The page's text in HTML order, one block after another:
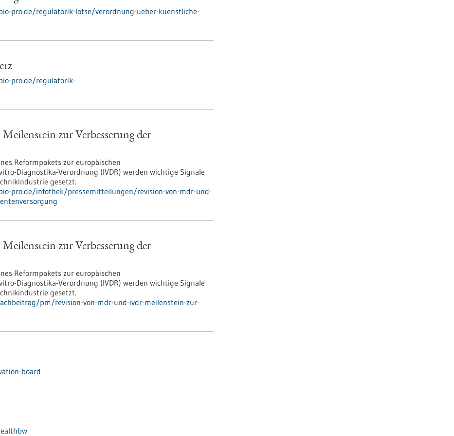
pro.de/regulatorik-lotse/verordnung-ueber-kuenstliche-
pro.de/regulatorik-
zur Verbesserung der
Reformpakets zur europäischen
Diagnostika-Verordnung (IVDR) werden wichtige Signale
gesetzt.
pro.de/infothek/pressemitteilungen/revision-von-mdr-und-
zur Verbesserung der
Reformpakets zur europäischen
Diagnostika-Verordnung (IVDR) werden wichtige Signale
gesetzt.
pm/revision-von-mdr-und-ivdr-meilenstein-zur-
board